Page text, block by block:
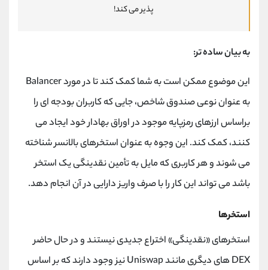
پذیر می کند!
به بیان ساده تر:
این موضوع ممکن است به شما کمک کند تا در مورد Balancer
به عنوان نوعی صندوق شاخص، جایی که کاربران بودجه ای را
براساس ارزهای رمزپایه موجود در اوراق بهادار خود ایجاد می
کنند، کمک کند. این وجوه به عنوان استخرهای بالانسر شناخته
می شوند و هر کاربری که مایل به تأمین نقدینگی یک استخر
باشد می تواند این کار را با صرف واریز دارایی در آن انجام دهد.
استخرها
استخرهای «نقدینگی» اختراع جدیدی نیستند و در حال حاضر
DEX های دیگری مانند Uniswap نیز وجود دارند که بر اساس